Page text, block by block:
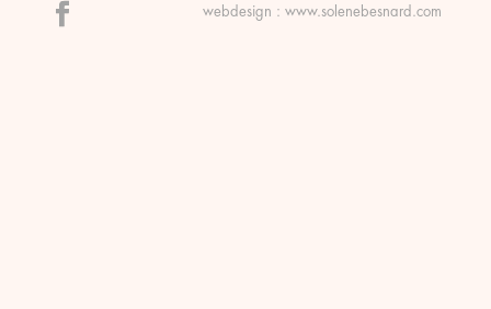
webdesign :www.solenebesnard.com